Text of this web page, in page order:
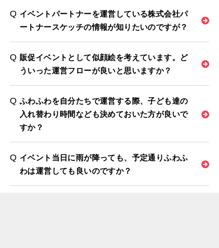
イベントパートナーを運営している株式会社パ
ートナースケッチの情報が知りたいのですが？
販促イベントとして似顔絵を考えています。ど
ういった運営フローが良いと思いますか？
ふわふわを自分たちで運営する際、子ども達の
入れ替わり時間なども決めておいた方が良いで
すか？
イベント当日に雨が降っても、予定通りふわふ
わは運営しても良いのですか？